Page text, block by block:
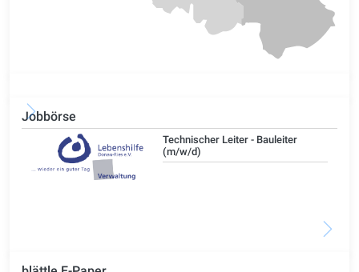
Jobbörse
Technischer Leiter - Bauleiter
(m/w/d)